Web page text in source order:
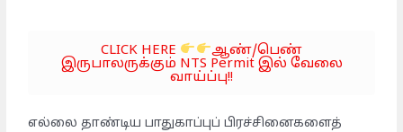
CLICK HERE ஆண்/பெண்
இருபாலருக்கும் NTS Permit இல் வேலை
வாய்ப்பு!!
எல்லை தாண்டிய பாதுகாப்புப் பிரச்சினைகளைத்